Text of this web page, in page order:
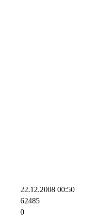
22.12.2008 00:50
62485
0